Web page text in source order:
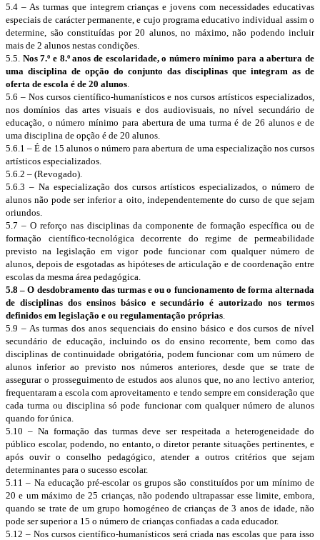
5.4 – As turmas que integrem crianças e jovens com necessidades educativas
especiais de carácter permanente, e cujo programa educativo individual assim o
determine, são constituídas por 20 alunos, no máximo, não podendo incluir
mais de 2 alunos nestas condições.
5.5. Nos 7.º e 8.º anos de escolaridade, o número mínimo para a abertura de
uma disciplina de opção do conjunto das disciplinas que integram as de
oferta de escola é de 20 alunos
5.6 – Nos cursos científico-humanísticos e nos cursos artísticos especializados,
nos domínios das artes visuais e dos audiovisuais, no nível secundário de
educação, o número mínimo para abertura de uma turma é de 26 alunos e de
uma disciplina de opção é de 20 alunos.
5.6.1 – É de 15 alunos o número para abertura de uma especialização nos cursos
artísticos especializados.
5.6.2 – (Revogado).
5.6.3 – Na especialização dos cursos artísticos especializados, o número de
alunos não pode ser inferior a oito, independentemente do curso de que sejam
oriundos.
5.7 – O reforço nas disciplinas da componente de formação específica ou de
formação científico-tecnológica decorrente do regime de permeabilidade
previsto na legislação em vigor pode funcionar com qualquer número de
alunos, depois de esgotadas as hipóteses de articulação e de coordenação entre
escolas da mesma área pedagógica.
5.8 – O desdobramento das turmas e ou o funcionamento de forma alternada
de disciplinas dos ensinos básico e secundário é autorizado nos termos
definidos em legislação e ou regulamentação próprias
5.9 – As turmas dos anos sequenciais do ensino básico e dos cursos de nível
secundário de educação, incluindo os do ensino recorrente, bem como das
disciplinas de continuidade obrigatória, podem funcionar com um número de
alunos inferior ao previsto nos números anteriores, desde que se trate de
assegurar o prosseguimento de estudos aos alunos que, no ano lectivo anterior,
frequentaram a escola com aproveitamento e tendo sempre em consideração que
cada turma ou disciplina só pode funcionar com qualquer número de alunos
quando for única.
5.10 – Na formação das turmas deve ser respeitada a heterogeneidade do
público escolar, podendo, no entanto, o diretor perante situações pertinentes, e
após ouvir o conselho pedagógico, atender a outros critérios que sejam
determinantes para o sucesso escolar.
5.11 – Na educação pré-escolar os grupos são constituídos por um mínimo de
20 e um máximo de 25 crianças, não podendo ultrapassar esse limite, embora,
quando se trate de um grupo homogéneo de crianças de 3 anos de idade, não
pode ser superior a 15 o número de crianças confiadas a cada educador.
5.12 – Nos cursos científico-humanísticos será criada nas escolas que para isso